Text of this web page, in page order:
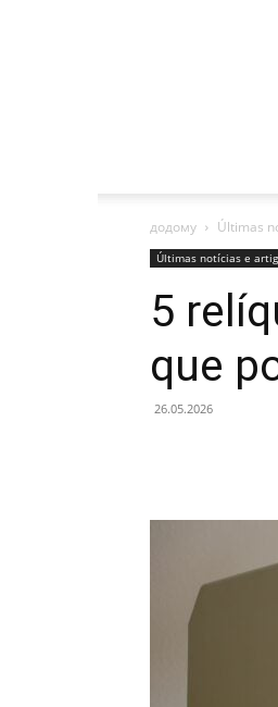
додому Últimas
Últimas notícias e
5
que
26.05.2026